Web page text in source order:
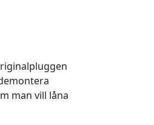
man vill låna